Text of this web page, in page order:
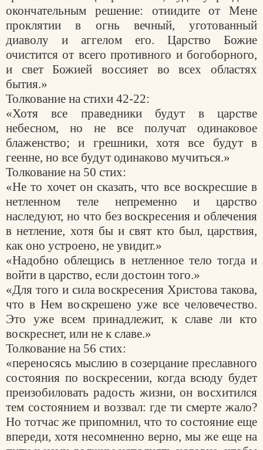
окончательным решение: отиидите от Мене
проклятии в огнь вечный, уготованный
диаволу и аггелом его. Царство Божие
очистится от всего противного и богоборного,
и свет Божией воссияет во всех областях
бытия.»
Толкование на стихи 42-22:
«Хотя все праведники будут в царстве
небесном, но не все получат одинаковое
блаженство; и грешники, хотя все будут в
геенне, но все будут одинаково мучиться.»
Толкование на 50 стих:
«Не то хочет он сказать, что все воскресшие в
нетленном теле непременно и царство
наследуют, но что без воскресения и облечения
в нетление, хотя бы и свят кто был, царствия,
как оно устроено, не увидит.»
«Надобно облещись в нетленное тело тогда и
войти в царство, если достоин того.»
«Для того и сила воскресения Христова такова,
что в Нем воскрешено уже все человечество.
Это уже всем принадлежит, к славе ли кто
воскреснет, или не к славе.»
Толкование на 56 стих:
«переносясь мыслию в созерцание преславного
состояния по воскресении, когда всюду будет
преизобиловать радость жизни, он восхитился
тем состоянием и воззвал: где ти смерте жало?
Но тотчас же припомнил, что то состояние еще
впереди, хотя несомненно верно, мы же еще на